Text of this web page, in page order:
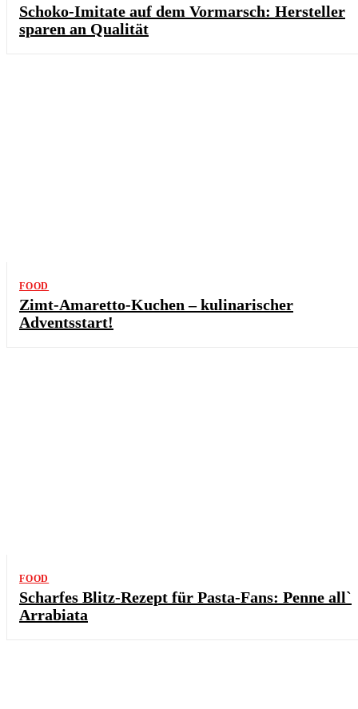
Schoko-Imitate auf dem Vormarsch: Hersteller
sparen an Qualität
FOOD
Zimt-Amaretto-Kuchen – kulinarischer
Adventsstart!
FOOD
Scharfes Blitz-Rezept für Pasta-Fans: Penne all`
Arrabiata